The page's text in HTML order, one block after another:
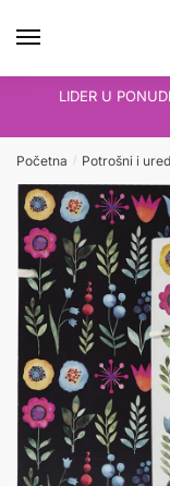
LIDER U
Početna / Potrošni i